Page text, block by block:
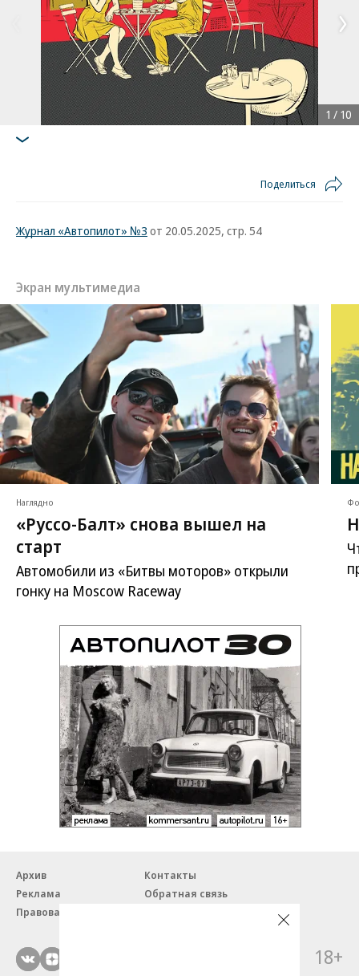
1 / 10
Поделиться
Журнал «Автопилот» №3 от 20.05.2025, стр. 54
Экран мультимедиа
Наглядно
«Руссо-Балт» снова вышел на
старт
Автомобили из «Битвы моторов» открыли
гонку на Moscow Raceway
Архив
Контакты
Реклама
Обратная связь
Правовая информация
18+